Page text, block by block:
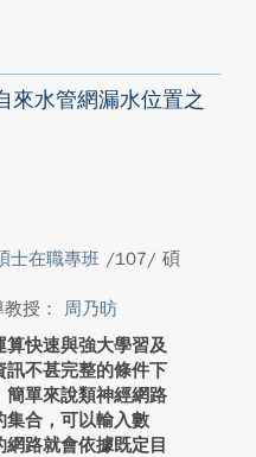
來水管網漏水位置之
士在職專班 /107/ 碩
授： 周乃昉
快速與強大學習及
訊不甚完整的條件下
簡單來說類神經網路
集合，可以輸入數
路就會依據既定目